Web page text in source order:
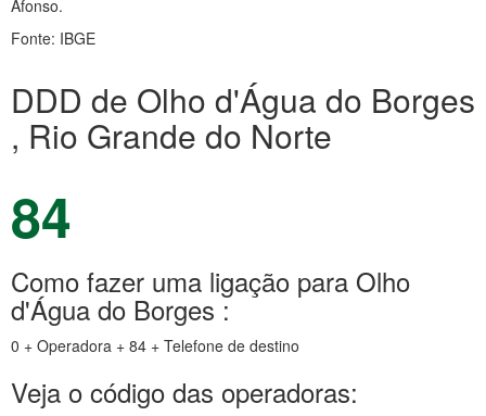
Afonso.
Fonte: IBGE
DDD de Olho d'Água do Borges
, Rio Grande do Norte
84
Como fazer uma ligação para Olho
d'Água do Borges :
0 + Operadora + 84 + Telefone de destino
Veja o código das operadoras: